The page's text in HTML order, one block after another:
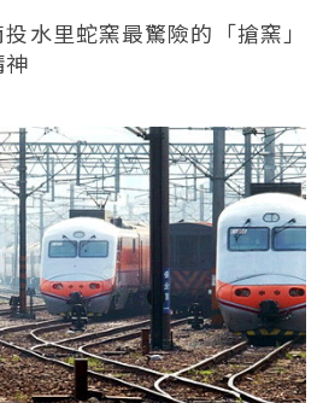
水里蛇窯最驚險的「搶窯」